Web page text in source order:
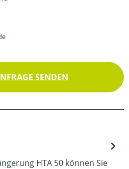
SENDEN
HTA 50 können Sie